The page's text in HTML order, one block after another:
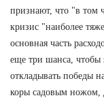
признают, что "в том
кризис "наиболее
основная часть
еще три шанса, чтобы
откладывать победы
коры садовым ножом,